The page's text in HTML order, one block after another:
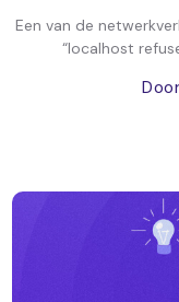
Een van de
“localhost